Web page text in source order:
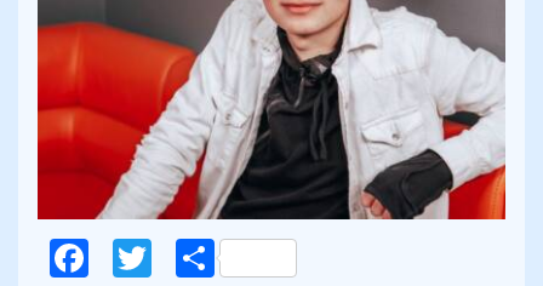
Facebook
Twitter
Поділитися